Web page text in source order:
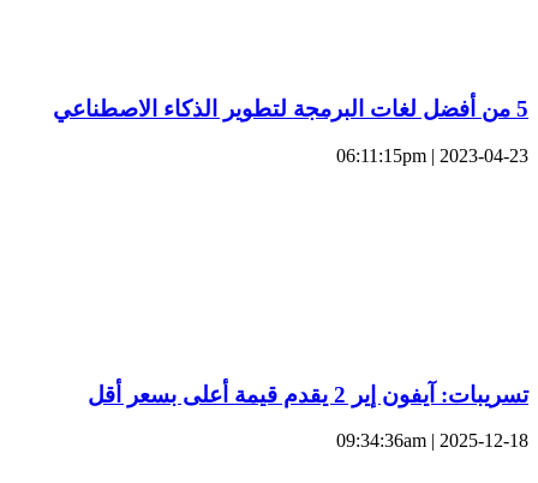
5 من أفضل لغات البرمجة لتطوير الذكاء الاصطناعي
2023-04-23 | 06:11:15pm
تسريبات: آيفون إير 2 يقدم قيمة أعلى بسعر أقل
2025-12-18 | 09:34:36am